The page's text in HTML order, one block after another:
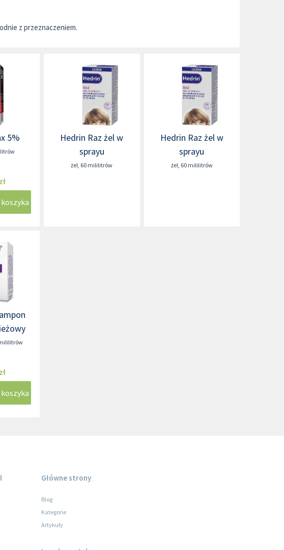
z przeznaczeniem.
5%
Hedrin Raz żel w
sprayu
żel, 60 mililitrów
Hedrin Raz żel w
sprayu
żel, 60 mililitrów
Główne strony
Blog
Kategorie
Artykuły